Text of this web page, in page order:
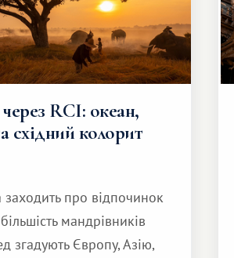
RCI: океан,
східний колорит
про відпочинок
мандрівників
згадують Європу, Азію,